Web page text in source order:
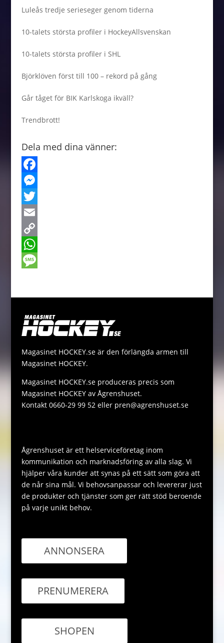
Luleås tredje serieseger genom tiderna
10-talets största profiler i HockeyAllsvenskan
10-talets största profiler i SHL
Björklöven först till 100 – rekord på gång
Går tåget för BIK Karlskoga ikväll?
Trendbrott!
Dela med dina vänner:
F
a
c
e
b
o
M
e
s
s
e
r
T
w
t
E
m
a
C
o
i
k
W
s
p
s
g
Magasinet HOCKEY.se är den förlängda armen till
Magasinet HOCKEY.
Magasinet HOCKEY.se produceras precis som
Magasinet HOCKEY av Ågrenshuset.
Kontakt 0660-29 99 52 eller pren@agrenshuset.se
Ågrenshuset är ett helserviceföretag inom
kommunikation och marknadsföring av alla slag. Vi
hjälper våra kunder att synas på ett sätt som göra att
de når sina mål. Vi behovsanpassar och levererar just
de produkter och tjänster som ger rätt stöd beroende
på varje unikt behov.
ANNONSERA
PRENUMERERA
SHOPEN